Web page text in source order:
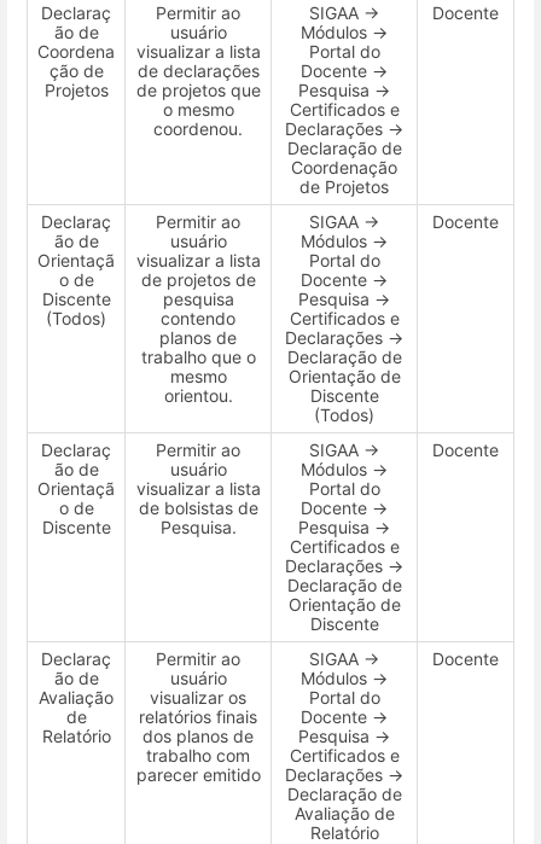
Declaraç
ão de
Coordena
ção de
Projetos
Permitir ao
usuário
visualizar a lista
de declarações
de projetos que
o mesmo
coordenou.
SIGAA →
Módulos →
Portal do
Docente →
Pesquisa →
Certificados e
Declarações →
Declaração de
Coordenação
de Projetos
Docente
Declaraç
ão de
Orientaçã
o de
Discente
(Todos)
Permitir ao
usuário
visualizar a lista
de projetos de
pesquisa
contendo
planos de
trabalho que o
mesmo
orientou.
SIGAA →
Módulos →
Portal do
Docente →
Pesquisa →
Certificados e
Declarações →
Declaração de
Orientação de
Discente
(Todos)
Docente
Declaraç
ão de
Orientaçã
o de
Discente
Permitir ao
usuário
visualizar a lista
de bolsistas de
Pesquisa.
SIGAA →
Módulos →
Portal do
Docente →
Pesquisa →
Certificados e
Declarações →
Declaração de
Orientação de
Discente
Docente
Declaraç
ão de
Avaliação
de
Relatório
Permitir ao
usuário
visualizar os
relatórios finais
dos planos de
trabalho com
parecer emitido
SIGAA →
Módulos →
Portal do
Docente →
Pesquisa →
Certificados e
Declarações →
Declaração de
Avaliação de
Relatório
Docente